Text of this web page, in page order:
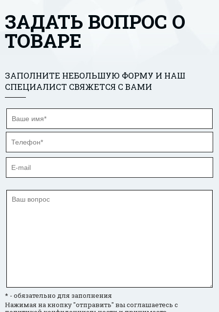
ЗАДАТЬ ВОПРОС О
ТОВАРЕ
ЗАПОЛНИТЕ НЕБОЛЬШУЮ ФОРМУ И НАШ
СПЕЦИАЛИСТ СВЯЖЕТСЯ С ВАМИ
* - обязательно для заполнения
Нажимая на кнопку "отправить" вы соглашаетесь с